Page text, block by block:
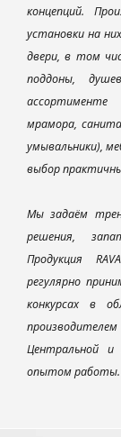
концепций.
установки на
двери, в том
поддоны,
мрамора,
умывальники),
выбор
Мы задаём
решения,
Продукция
регулярно
конкурсах в
Центральной
опытом работы.